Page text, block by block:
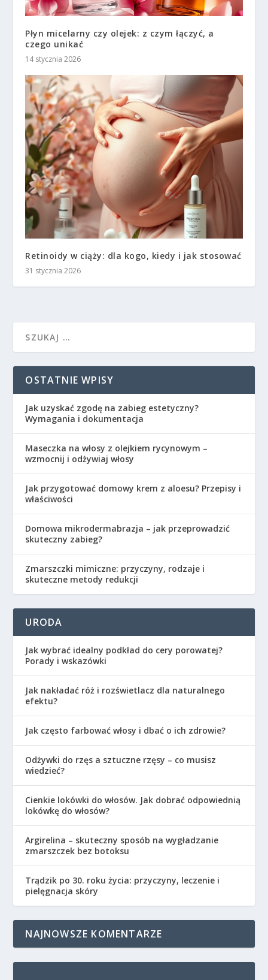
Płyn micelarny czy olejek: z czym łączyć, a
czego unikać
14 stycznia 2026
Retinoidy w ciąży: dla kogo, kiedy i jak stosować
31 stycznia 2026
OSTATNIE WPISY
Jak uzyskać zgodę na zabieg estetyczny?
Wymagania i dokumentacja
Maseczka na włosy z olejkiem rycynowym –
wzmocnij i odżywiaj włosy
Jak przygotować domowy krem z aloesu? Przepisy i
właściwości
Domowa mikrodermabrazja – jak przeprowadzić
skuteczny zabieg?
Zmarszczki mimiczne: przyczyny, rodzaje i
skuteczne metody redukcji
URODA
Jak wybrać idealny podkład do cery porowatej?
Porady i wskazówki
Jak nakładać róż i rozświetlacz dla naturalnego
efektu?
Jak często farbować włosy i dbać o ich zdrowie?
Odżywki do rzęs a sztuczne rzęsy – co musisz
wiedzieć?
Cienkie lokówki do włosów. Jak dobrać odpowiednią
lokówkę do włosów?
Argirelina – skuteczny sposób na wygładzanie
zmarszczek bez botoksu
Trądzik po 30. roku życia: przyczyny, leczenie i
pielęgnacja skóry
NAJNOWSZE KOMENTARZE